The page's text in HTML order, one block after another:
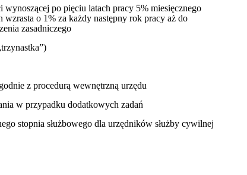
po pięciu latach pracy 5% miesięcznego
wzrasta o 1% za każdy następny rok pracy aż do
zasadniczego
z procedurą wewnętrzną urzędu
w przypadku dodatkowych zadań
stopnia służbowego dla urzędników służby cywilnej